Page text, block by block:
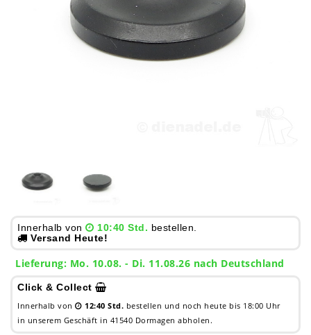
Innerhalb von 10:40 Std. bestellen.
Versand Heute!
Lieferung: Mo. 10.08. - Di. 11.08.26 nach Deutschland
Click & Collect
Innerhalb von 12:40 Std. bestellen und noch heute bis 18:00 Uhr
in unserem Geschäft in 41540 Dormagen abholen.